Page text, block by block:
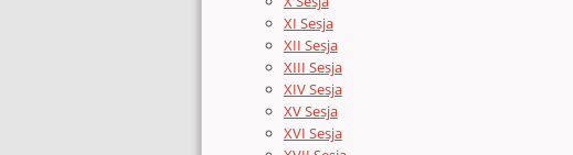
XI Sesja
XII Sesja
XIII Sesja
XIV Sesja
XV Sesja
XVI Sesja